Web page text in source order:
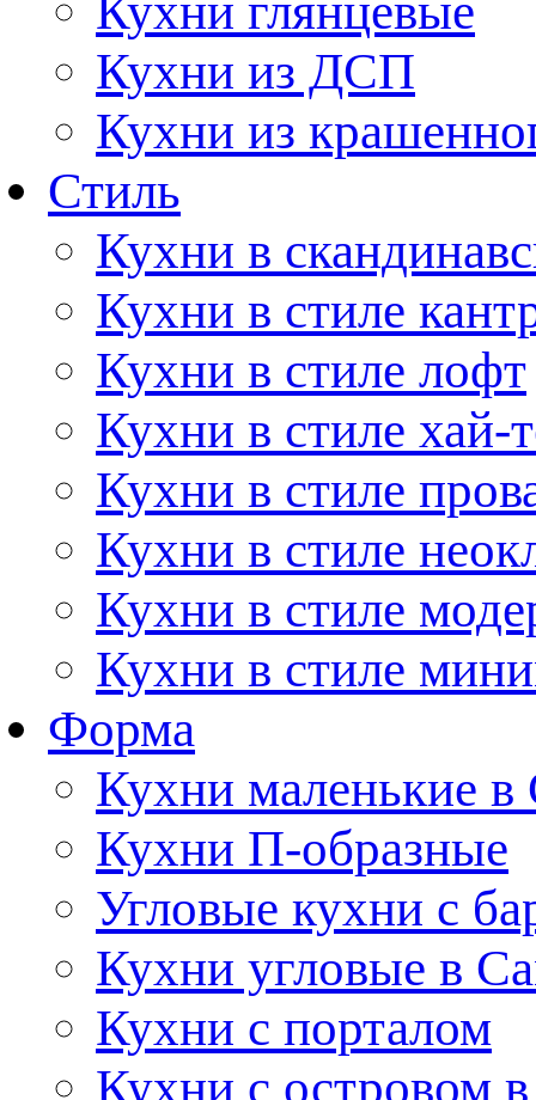
Кухни из ДСП
Кухни из
Стиль
Кухни в
Кухни в стиле
Кухни в стиле лофт
Кухни в стиле хай-
Кухни в стиле
Кухни в стиле
Кухни в стиле
Кухни в стиле
Форма
Кухни маленькие в
Кухни П-образные
Угловые кухни с
Кухни угловые в
Кухни с порталом
Кухни с островом